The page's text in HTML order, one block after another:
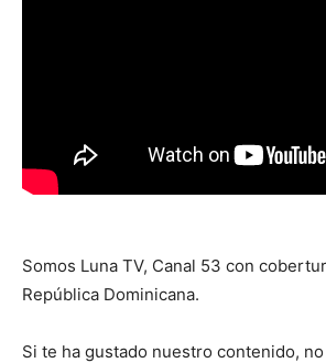
Somos Luna TV, Canal 53 con
República Dominicana.
Si te ha gustado nuestro contenido,